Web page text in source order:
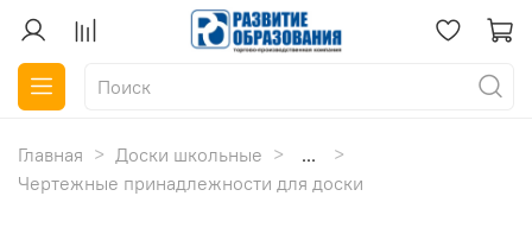
Главная Доски школьные
...
Чертежные принадлежности для доски